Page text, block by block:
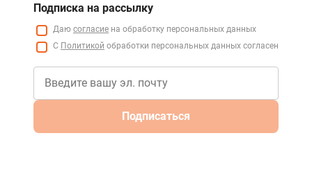
Подписка на рассылку
Даю согласие на обработку персональных данных
С Политикой обработки персональных данных согласен
Подписаться